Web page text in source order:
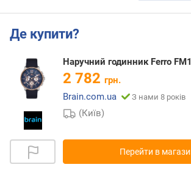
Де купити?
Наручний годинник Ferro
2 782 грн.
Brain.com.ua
З нами 8 років
(Київ)
Перейти в